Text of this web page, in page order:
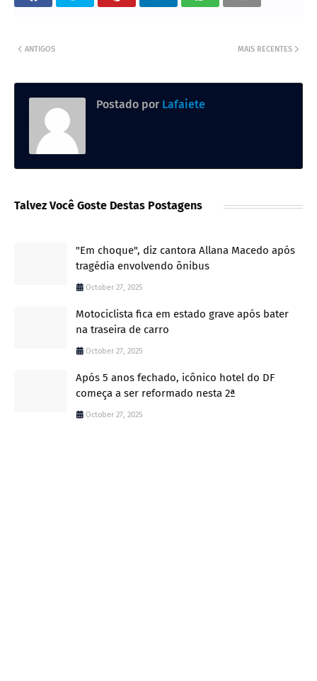
MAIS RECENTES
ANTIGOS
Postado por Lafaiete
Talvez Você Goste Destas Postagens
"Em choque", diz cantora Allana Macedo após
tragédia envolvendo ônibus
October 27, 2025
Motociclista fica em estado grave após bater
na traseira de carro
October 27, 2025
Após 5 anos fechado, icônico hotel do DF
começa a ser reformado nesta 2ª
October 27, 2025